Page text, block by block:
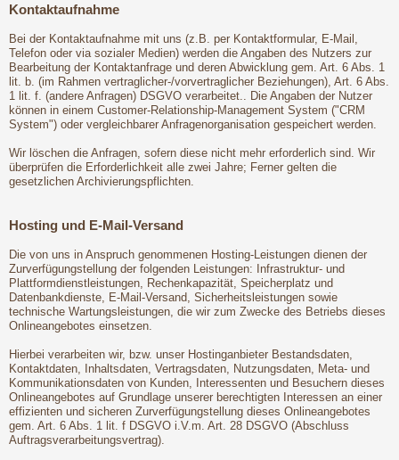
Kontaktaufnahme
Bei der Kontaktaufnahme mit uns (z.B. per Kontaktformular, E-Mail,
Telefon oder via sozialer Medien) werden die Angaben des Nutzers zur
Bearbeitung der Kontaktanfrage und deren Abwicklung gem. Art. 6 Abs. 1
lit. b. (im Rahmen vertraglicher-/vorvertraglicher Beziehungen), Art. 6 Abs.
1 lit. f. (andere Anfragen) DSGVO verarbeitet.. Die Angaben der Nutzer
können in einem Customer-Relationship-Management System ("CRM
System") oder vergleichbarer Anfragenorganisation gespeichert werden.
Wir löschen die Anfragen, sofern diese nicht mehr erforderlich sind. Wir
überprüfen die Erforderlichkeit alle zwei Jahre; Ferner gelten die
gesetzlichen Archivierungspflichten.
Hosting und E-Mail-Versand
Die von uns in Anspruch genommenen Hosting-Leistungen dienen der
Zurverfügungstellung der folgenden Leistungen: Infrastruktur- und
Plattformdienstleistungen, Rechenkapazität, Speicherplatz und
Datenbankdienste, E-Mail-Versand, Sicherheitsleistungen sowie
technische Wartungsleistungen, die wir zum Zwecke des Betriebs dieses
Onlineangebotes einsetzen.
Hierbei verarbeiten wir, bzw. unser Hostinganbieter Bestandsdaten,
Kontaktdaten, Inhaltsdaten, Vertragsdaten, Nutzungsdaten, Meta- und
Kommunikationsdaten von Kunden, Interessenten und Besuchern dieses
Onlineangebotes auf Grundlage unserer berechtigten Interessen an einer
effizienten und sicheren Zurverfügungstellung dieses Onlineangebotes
gem. Art. 6 Abs. 1 lit. f DSGVO i.V.m. Art. 28 DSGVO (Abschluss
Auftragsverarbeitungsvertrag).